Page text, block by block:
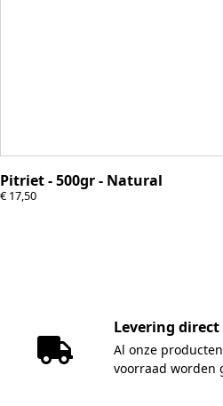
Pitriet - 500gr - Natural
€ 17,50
Levering
Al onze
voorraad worden